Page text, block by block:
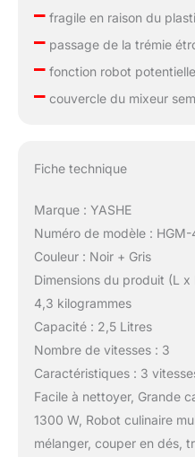
–fragile en raison du
–passage de la trémie
–fonction robot
–couvercle du mixeur
Fiche technique
Marque : YASHE
Numéro de modèle : HGM-
Couleur : Noir + Gris
Dimensions du produit (L
4,3 kilogrammes
Capacité : 2,5 Litres
Nombre de vitesses : 3
Caractéristiques : 3
Facile à nettoyer, Grande
1300 W, Robot culinaire
mélanger, couper en dés,